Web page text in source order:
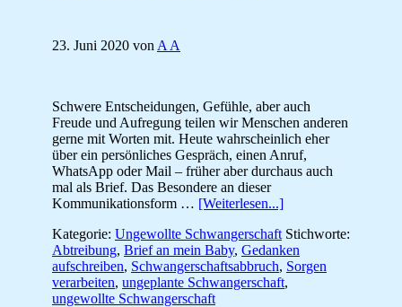
23. Juni 2020 von A A
Schwere Entscheidungen, Gefühle, aber auch
Freude und Aufregung teilen wir Menschen anderen
gerne mit Worten mit. Heute wahrscheinlich eher
über ein persönliches Gespräch, einen Anruf,
WhatsApp oder Mail – früher aber durchaus auch
mal als Brief. Das Besondere an dieser
Kommunikationsform … [Weiterlesen...]ÜberUngewollt
Ein
Brief
an
mein
Kategorie: Ungewollte Schwangerschaft Stichworte:
Abtreibung, Brief an mein Baby, Gedanken
aufschreiben, Schwangerschaftsabbruch, Sorgen
verarbeiten, ungeplante Schwangerschaft,
ungewollte Schwangerschaft